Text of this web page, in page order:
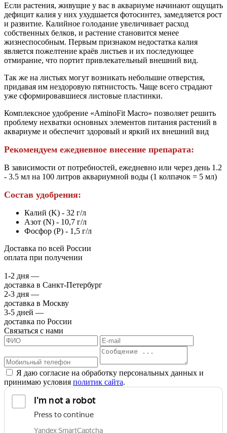
Если растения, живущие у вас в аквариуме начинают ощущать
дефицит калия у них ухудшается фотосинтез, замедляется рост
и развитие. Калийное голодание увеличивает расход
собственных белков, и растение становится менее
жизнеспособным. Первым признаком недостатка калия
является пожелтение краёв листьев и их последующее
отмирание, что портит привлекательный внешний вид.
Так же на листьях могут возникать небольшие отверстия,
придавая им нездоровую пятнистость. Чаще всего страдают
уже сформировавшиеся листовые пластинки.
Комплексное удобрение «AminoFit Macro» позволяет решить
проблему нехватки основных элементов питания растений в
аквариуме и обеспечит здоровый и яркий их внешний вид
Рекомендуем ежедневное внесение препарата:
В зависимости от потребностей, ежедневно или через день 1.2
- 3.5 мл на 100 литров аквариумной воды (1 колпачок = 5 мл)
Состав удобрения:
Калий (K) - 32 г/л
Азот (N) - 10,7 г/л
Фосфор (P) - 1,5 г/л
Доставка по всей России
оплата при получении
1-2 дня —
доставка в Санкт-Петербург
2-3 дня —
доставка в Москву
3-5 дней —
доставка по России
Связаться с нами
Я даю согласие на обработку персональных данных и
принимаю условия политик сайта.